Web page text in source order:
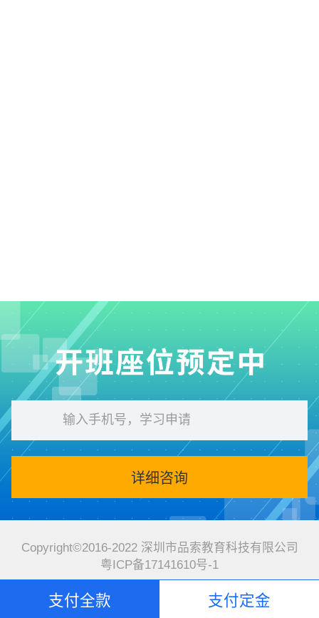
支付全款 支付定金
Copyright©2016-2022 深圳市品索教育科技有限公司
粤ICP备17141610号-1